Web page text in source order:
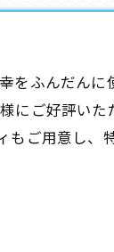
をふんだん
にご好評い
もご用意し